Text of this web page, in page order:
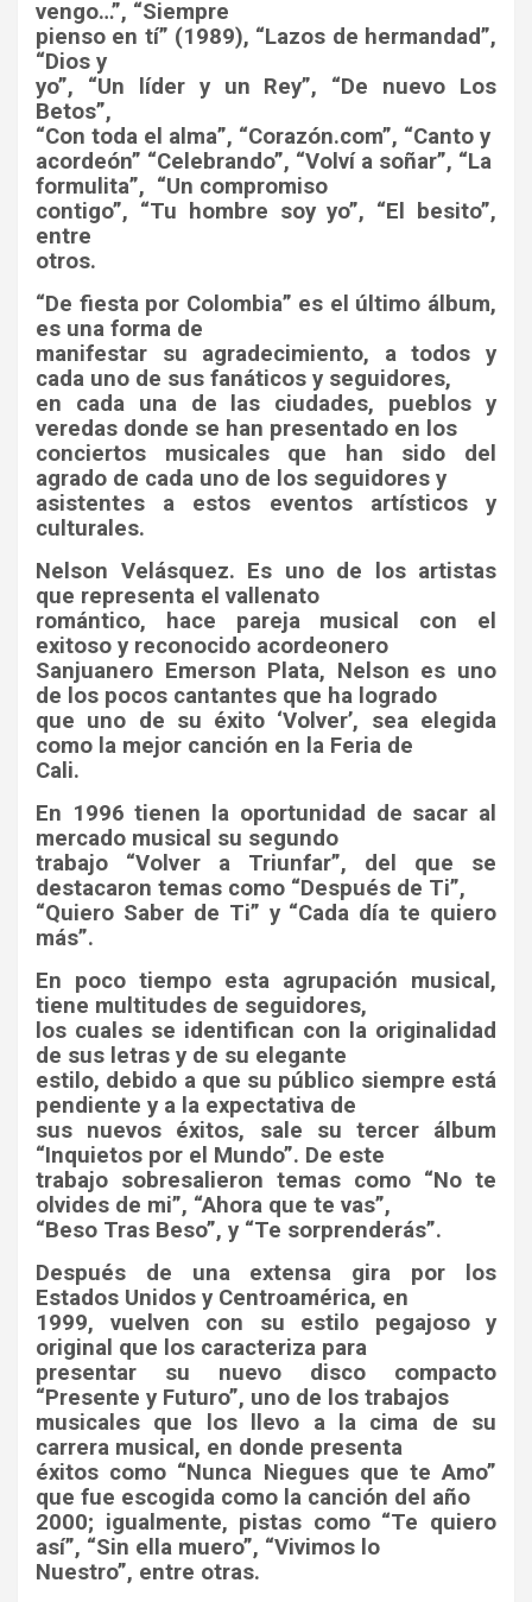
vengo…”, “Siempre
pienso en tí” (1989), “Lazos de hermandad”,
“Dios y
yo”, “Un líder y un Rey”, “De nuevo Los
Betos”,
“Con toda el alma”, “Corazón.com”, “Canto y
acordeón” “Celebrando”, “Volví a soñar”, “La
formulita”, “Un compromiso
contigo”, “Tu hombre soy yo”, “El besito”,
entre
otros.
“De fiesta por Colombia” es el último álbum,
es una forma de
manifestar su agradecimiento, a todos y
cada uno de sus fanáticos y seguidores,
en cada una de las ciudades, pueblos y
veredas donde se han presentado en los
conciertos musicales que han sido del
agrado de cada uno de los seguidores y
asistentes a estos eventos artísticos y
culturales.
Nelson Velásquez. Es uno de los artistas
que representa el vallenato
romántico, hace pareja musical con el
exitoso y reconocido acordeonero
Sanjuanero Emerson Plata, Nelson es uno
de los pocos cantantes que ha logrado
que uno de su éxito ‘Volver’, sea elegida
como la mejor canción en la Feria de
Cali.
En 1996 tienen la oportunidad de sacar al
mercado musical su segundo
trabajo “Volver a Triunfar”, del que se
destacaron temas como “Después de Ti”,
“Quiero Saber de Ti” y “Cada día te quiero
más”.
En poco tiempo esta agrupación musical,
tiene multitudes de seguidores,
los cuales se identifican con la originalidad
de sus letras y de su elegante
estilo, debido a que su público siempre está
pendiente y a la expectativa de
sus nuevos éxitos, sale su tercer álbum
“Inquietos por el Mundo”. De este
trabajo sobresalieron temas como “No te
olvides de mi”, “Ahora que te vas”,
“Beso Tras Beso”, y “Te sorprenderás”.
Después de una extensa gira por los
Estados Unidos y Centroamérica, en
1999, vuelven con su estilo pegajoso y
original que los caracteriza para
presentar su nuevo disco compacto
“Presente y Futuro”, uno de los trabajos
musicales que los llevo a la cima de su
carrera musical, en donde presenta
éxitos como “Nunca Niegues que te Amo”
que fue escogida como la canción del año
2000; igualmente, pistas como “Te quiero
así”, “Sin ella muero”, “Vivimos lo
Nuestro”, entre otras.